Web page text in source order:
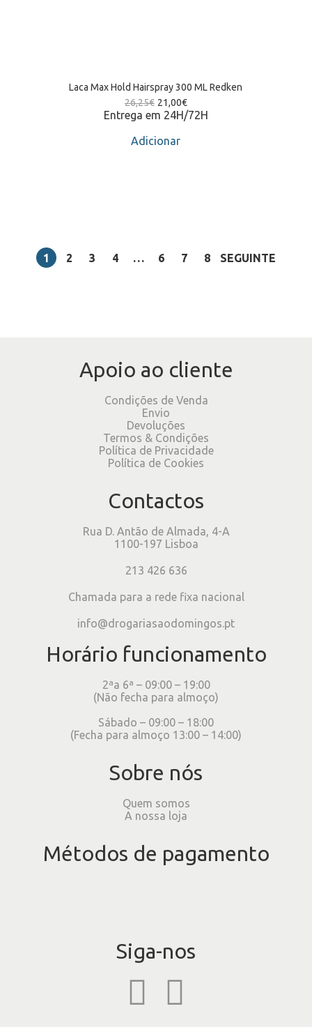
Laca Max Hold Hairspray 300 ML Redken
26,25€ 21,00€
Entrega em 24H/72H
Adicionar
1 2 3 4 … 6 7 8 SEGUINTE
Apoio ao cliente
Condições de Venda
Envio
Devoluções
Termos & Condições
Política de Privacidade
Política de Cookies
Contactos
Rua D. Antão de Almada, 4-A
1100-197 Lisboa
213 426 636
Chamada para a rede fixa nacional
info@drogariasaodomingos.pt
Horário funcionamento
2ªa 6ª – 09:00 – 19:00
(Não fecha para almoço)
Sábado – 09:00 – 18:00
(Fecha para almoço 13:00 – 14:00)
Sobre nós
Quem somos
A nossa loja
Métodos de pagamento
Siga-nos